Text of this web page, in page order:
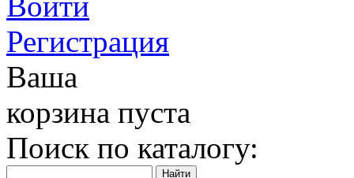
Регистрация
Ваша
корзина пуста
Поиск по каталогу: